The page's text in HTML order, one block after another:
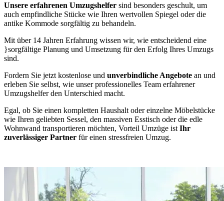
Unsere erfahrenen Umzugshelfer sind besonders geschult, um
auch empfindliche Stücke wie Ihren wertvollen Spiegel oder die
antike Kommode sorgfältig zu behandeln.
Mit über 14 Jahren Erfahrung wissen wir, wie entscheidend eine
}sorgfältige Planung und Umsetzung für den Erfolg Ihres Umzugs
sind.
Fordern Sie jetzt kostenlose und unverbindliche Angebote an und
erleben Sie selbst, wie unser professionelles Team erfahrener
Umzugshelfer den Unterschied macht.
Egal, ob Sie einen kompletten Haushalt oder einzelne Möbelstücke
wie Ihren geliebten Sessel, den massiven Esstisch oder die edle
Wohnwand transportieren möchten, Vorteil Umzüge ist Ihr
zuverlässiger Partner für einen stressfreien Umzug.